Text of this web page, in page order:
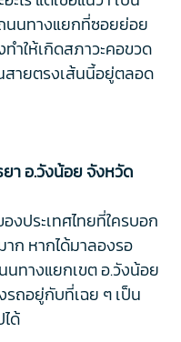
นนทางแยกที่ซอยย่อย
ำให้เกิดสภาวะคอขวด
ายตรงเส้นนี้อยู่ตลอด
า อ.วังน้อย จังหวัด
ประเทศไทยที่ใครบอก
ก หากได้มาลองรอ
นทางแยกเขต อ.วังน้อย
รถอยู่กับที่เฉย ๆ เป็น
ด้